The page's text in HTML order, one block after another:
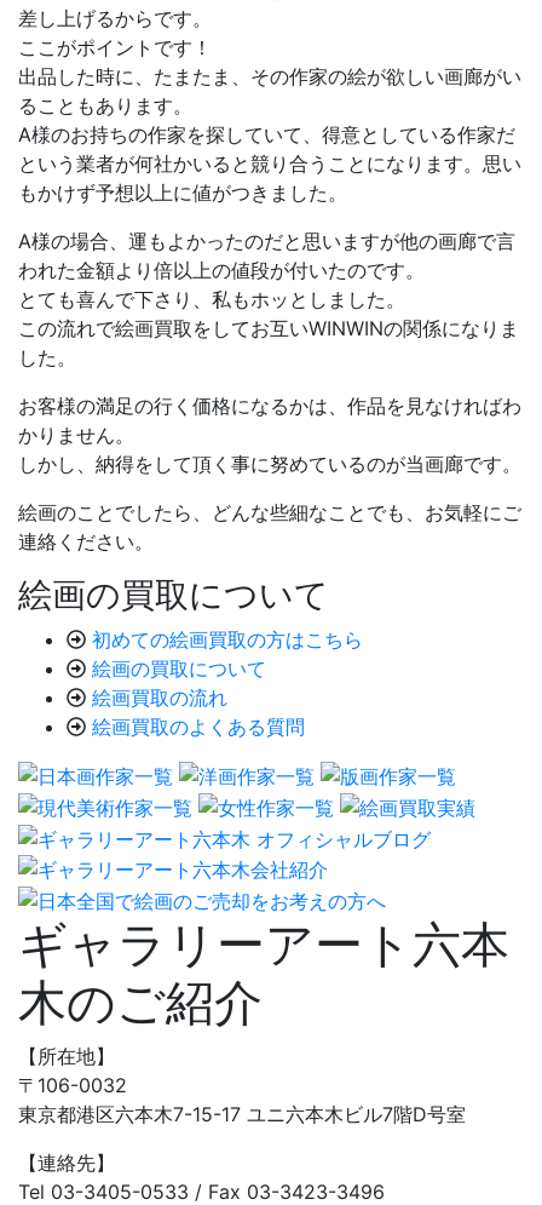
差し上げるからです。
ここがポイントです！
出品した時に、たまたま、その作家の絵が欲しい画廊がい
ることもあります。
A様のお持ちの作家を探していて、得意としている作家だ
という業者が何社かいると競り合うことになります。思い
もかけず予想以上に値がつきました。
A様の場合、運もよかったのだと思いますが他の画廊で言
われた金額より倍以上の値段が付いたのです。
とても喜んで下さり、私もホッとしました。
この流れで絵画買取をしてお互いWINWINの関係になりま
した。
お客様の満足の行く価格になるかは、作品を見なければわ
かりません。
しかし、納得をして頂く事に努めているのが当画廊です。
絵画のことでしたら、どんな些細なことでも、お気軽にご
連絡ください。
絵画の買取について
初めての絵画買取の方はこちら
絵画の買取について
絵画買取の流れ
絵画買取のよくある質問
ギャラリーアート六本
木のご紹介
【所在地】
〒106-0032
東京都港区六本木7-15-17 ユニ六本木ビル7階D号室
【連絡先】
Tel 03-3405-0533 / Fax 03-3423-3496